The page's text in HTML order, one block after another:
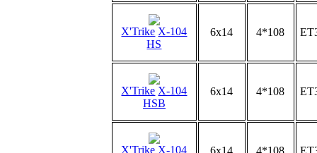
X'Trike X-104
HS
6x14 4*108
X'Trike X-104
HSB
6x14 4*108
X'Trike X-104